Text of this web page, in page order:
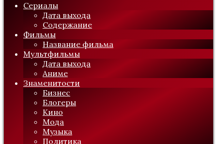
Сериалы
Дата выхода
Содержание
Фильмы
Название фильма
Мультфильмы
Дата выхода
Аниме
Знаменитости
Бизнес
Блогеры
Кино
Мода
Музыка
Политика